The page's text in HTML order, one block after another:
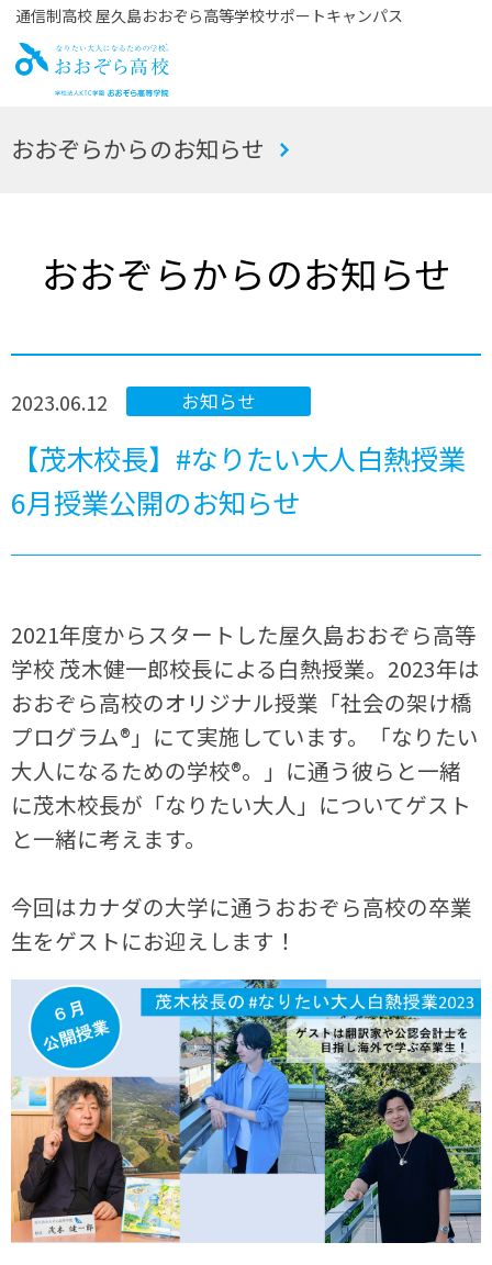
通信制高校 屋久島おおぞら高等学校サポートキャンパス
お
おおぞらからのお知らせ
おおぞらからのお知らせ
2023.06.12 お知らせ
【茂木校長】#なりたい大人白熱授業
6月授業公開のお知らせ
2021年度からスタートした屋久島おおぞら高等
学校 茂木健一郎校長による白熱授業。2023年は
おおぞら高校のオリジナル授業「社会の架け橋
プログラム®」にて実施しています。「なりたい
大人になるための学校®。」に通う彼らと一緒
に茂木校長が「なりたい大人」についてゲスト
と一緒に考えます。
今回はカナダの大学に通うおおぞら高校の卒業
生をゲストにお迎えします！